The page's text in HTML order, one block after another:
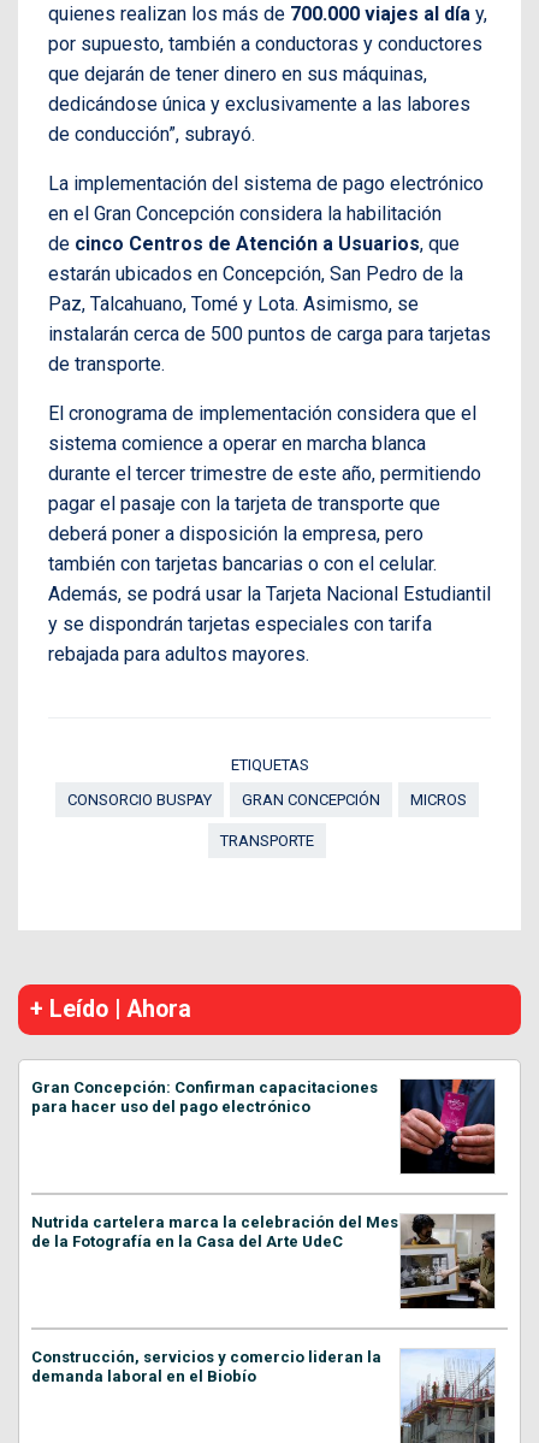
quienes realizan los más de 700.000 viajes al día y,
por supuesto, también a conductoras y conductores
que dejarán de tener dinero en sus máquinas,
dedicándose única y exclusivamente a las labores
de conducción”, subrayó.
La implementación del sistema de pago electrónico
en el Gran Concepción considera la habilitación
de cinco Centros de Atención a Usuarios, que
estarán ubicados en Concepción, San Pedro de la
Paz, Talcahuano, Tomé y Lota. Asimismo, se
instalarán cerca de 500 puntos de carga para tarjetas
de transporte.
El cronograma de implementación considera que el
sistema comience a operar en marcha blanca
durante el tercer trimestre de este año, permitiendo
pagar el pasaje con la tarjeta de transporte que
deberá poner a disposición la empresa, pero
también con tarjetas bancarias o con el celular.
Además, se podrá usar la Tarjeta Nacional Estudiantil
y se dispondrán tarjetas especiales con tarifa
rebajada para adultos mayores.
ETIQUETAS
CONSORCIO BUSPAY
GRAN CONCEPCIÓN MICROS
TRANSPORTE
+ Leído | Ahora
Gran Concepción: Confirman capacitaciones
para hacer uso del pago electrónico
Nutrida cartelera marca la celebración del Mes
de la Fotografía en la Casa del Arte UdeC
Construcción, servicios y comercio lideran la
demanda laboral en el Biobío